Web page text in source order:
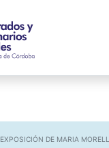
EXPOSICIÓN DE MARIA